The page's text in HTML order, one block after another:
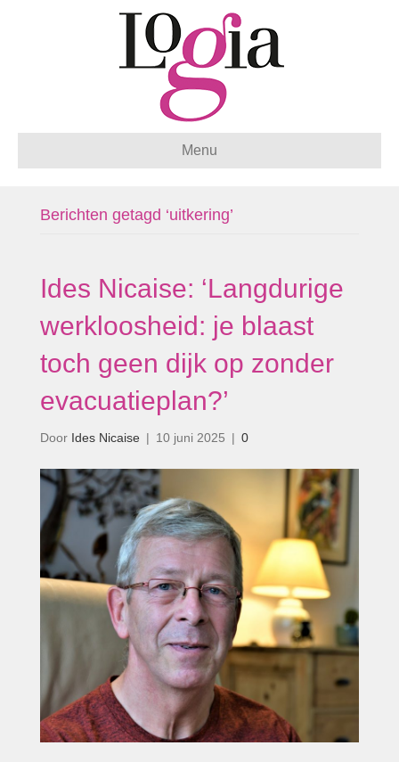
Menu
Berichten getagd ‘uitkering’
Ides Nicaise: ‘Langdurige
werkloosheid: je blaast
toch geen dijk op zonder
evacuatieplan?’
Door Ides Nicaise | 10 juni 2025 | 0